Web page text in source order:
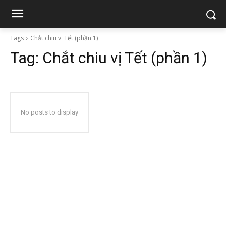
Tags Chắt chiu vị Tết (phần 1)
Tag: Chắt chiu vị Tết (phần 1)
No posts to display